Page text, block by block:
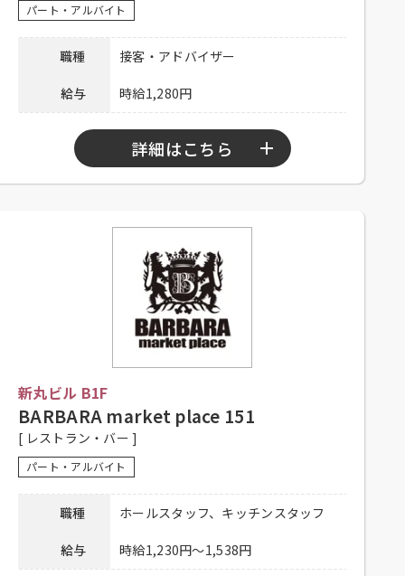
連絡先
03-6703-6603 担当：人事総務部
パート・アルバイト
職種 接客・アドバイザー
給与 時給1,280円
詳細はこちら
卒以上、主婦歓迎、フリーター歓
迎、未経験者可
昇給有り 、制服貸与、社内割引有
り、外国語手当有り、交通費一部支
給（上限1,000円／日）
応募方法
来店ください。
連絡先 03-6257-7088 担当：松岡
新丸ビル B1F
BARBARA market place 151
[ レストラン・バー ]
パート・アルバイト
職種 ホールスタッフ、キッチンスタッフ
給与 時給1,230円～1,538円